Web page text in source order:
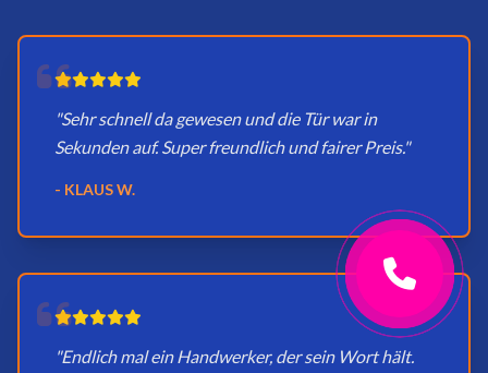
"Sehr schnell da gewesen und die Tür war in
Sekunden auf. Super freundlich und fairer Preis."
- KLAUS W.
"Endlich mal ein Handwerker, der sein Wort hält.